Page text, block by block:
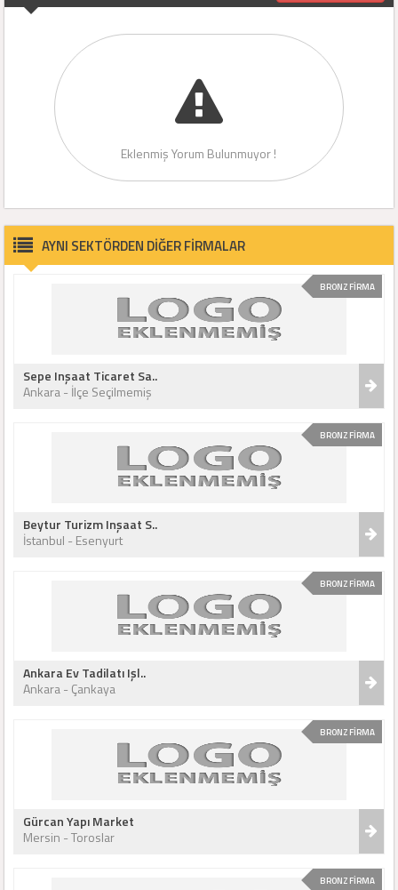
Eklenmiş Yorum Bulunmuyor !
AYNI SEKTÖRDEN DİĞER FİRMALAR
BRONZ FİRMA
Sepe Inşaat Ticaret Sa..
Ankara - İlçe Seçilmemiş
BRONZ FİRMA
Beytur Turizm Inşaat S..
İstanbul - Esenyurt
BRONZ FİRMA
Ankara Ev Tadilatı Işl..
Ankara - Çankaya
BRONZ FİRMA
Gürcan Yapı Market
Mersin - Toroslar
BRONZ FİRMA